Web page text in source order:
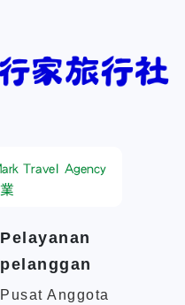
Pelayanan
pelanggan
Pusat Anggota